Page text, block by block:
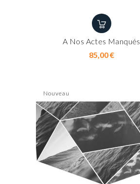
A Nos Actes Manqués
85,00 €Prix
Nouveau